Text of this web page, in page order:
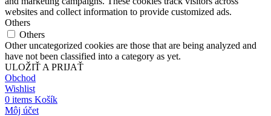
websites and collect information to provide customized ads.
Others
Others
Other uncategorized cookies are those that are being analyzed and
have not been classified into a category as yet.
ULOŽIŤ A PRIJAŤ
Obchod
Wishlist
0 items Košík
Môj účet